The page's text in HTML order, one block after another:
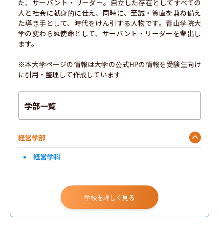
た、サーバント・リーダー。自立した存在としてすべての
人と社会に献身的に仕え、同時に、至誠・質直を兼ね備え
た導き手として、時代をけん引する人物です。青山学院大
学の変わらぬ使命として、サーバント・リーダーを輩出し
ます。
※本大学ページの情報は大学の公式HPの情報を受験生向け
に引用・整理して作成しています
学部一覧
経営学部
経営学科
学校を詳しく見る